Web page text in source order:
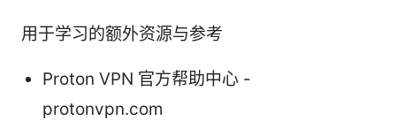
用于学习的额外资源与参考
Proton VPN 官方帮助中心 -
protonvpn.com